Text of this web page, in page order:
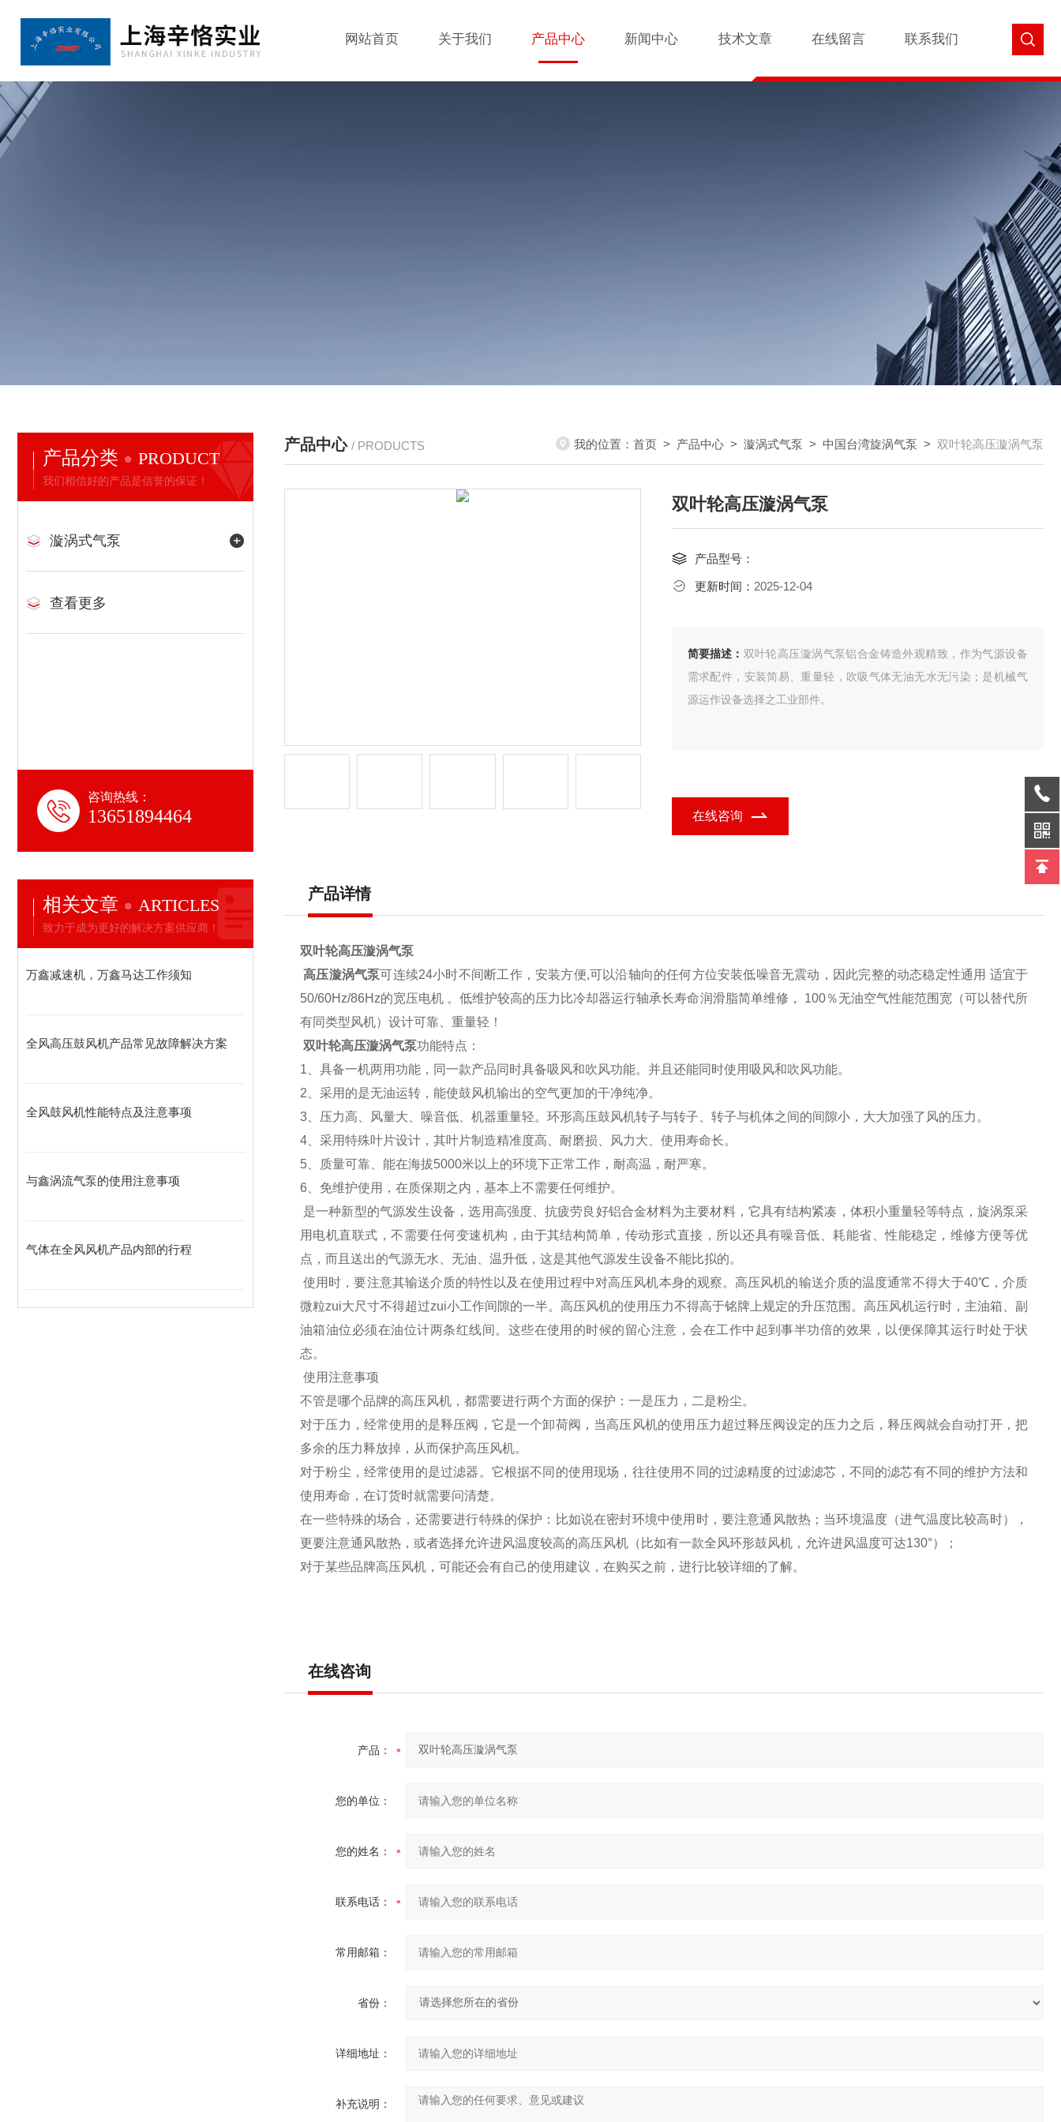
网站首页 关于我们 产品中心 新闻中心 技术文章 在线留言 联系我们
产品分类 PRODUCT
我们相信好的产品是信誉的保证！
漩涡式气泵
查看更多
咨询热线：
13651894464
相关文章 ARTICLES
致力于成为更好的解决方案供应商！
万鑫减速机，万鑫马达工作须知
全风高压鼓风机产品常见故障解决方案
全风鼓风机性能特点及注意事项
与鑫涡流气泵的使用注意事项
气体在全风风机产品内部的行程
产品中心 / PRODUCTS 我的位置： 首页 > 产品中心 > 漩涡式气泵 > 中国台湾旋涡气泵 > 双叶轮高压漩涡气泵
双叶轮高压漩涡气泵
产品型号：
更新时间： 2025-12-04
简要描述： 双叶轮高压漩涡气泵铝合金铸造外观精致，作为气源设备
需求配件，安装简易、重量轻，吹吸气体无油无水无污染；是机械气
源运作设备选择之工业部件。
在线咨询
产品详情
双叶轮高压漩涡气泵
高压漩涡气泵可连续24小时不间断工作，安装方便,可以沿轴向的任何方位安装低噪音无震动，因此完整的动态稳定性通用 适宜于
50/60Hz/86Hz的宽压电机 。低维护较高的压力比冷却器运行轴承长寿命润滑脂简单维修， 100％无油空气性能范围宽（可以替代所
有同类型风机）设计可靠、重量轻！
双叶轮高压漩涡气泵功能特点：
1、具备一机两用功能，同一款产品同时具备吸风和吹风功能。并且还能同时使用吸风和吹风功能。
2、采用的是无油运转，能使鼓风机输出的空气更加的干净纯净。
3、压力高、风量大、噪音低、机器重量轻。环形高压鼓风机转子与转子、转子与机体之间的间隙小，大大加强了风的压力。
4、采用特殊叶片设计，其叶片制造精准度高、耐磨损、风力大、使用寿命长。
5、质量可靠、能在海拔5000米以上的环境下正常工作，耐高温，耐严寒。
6、免维护使用，在质保期之内，基本上不需要任何维护。
是一种新型的气源发生设备，选用高强度、抗疲劳良好铝合金材料为主要材料，它具有结构紧凑，体积小重量轻等特点，旋涡泵采
用电机直联式，不需要任何变速机构，由于其结构简单，传动形式直接，所以还具有噪音低、耗能省、性能稳定，维修方便等优
点，而且送出的气源无水、无油、温升低，这是其他气源发生设备不能比拟的。
使用时，要注意其输送介质的特性以及在使用过程中对高压风机本身的观察。高压风机的输送介质的温度通常不得大于40℃，介质
微粒zui大尺寸不得超过zui小工作间隙的一半。高压风机的使用压力不得高于铭牌上规定的升压范围。高压风机运行时，主油箱、副
油箱油位必须在油位计两条红线间。这些在使用的时候的留心注意，会在工作中起到事半功倍的效果，以便保障其运行时处于状
态。
使用注意事项
不管是哪个品牌的高压风机，都需要进行两个方面的保护：一是压力，二是粉尘。
对于压力，经常使用的是释压阀，它是一个卸荷阀，当高压风机的使用压力超过释压阀设定的压力之后，释压阀就会自动打开，把
多余的压力释放掉，从而保护高压风机。
对于粉尘，经常使用的是过滤器。它根据不同的使用现场，往往使用不同的过滤精度的过滤滤芯，不同的滤芯有不同的维护方法和
使用寿命，在订货时就需要问清楚。
在一些特殊的场合，还需要进行特殊的保护：比如说在密封环境中使用时，要注意通风散热；当环境温度（进气温度比较高时），
更要注意通风散热，或者选择允许进风温度较高的高压风机（比如有一款全风环形鼓风机，允许进风温度可达130°）；
对于某些品牌高压风机，可能还会有自己的使用建议，在购买之前，进行比较详细的了解。
在线咨询
产品：
您的单位：
您的姓名：
联系电话：
常用邮箱：
省份：
详细地址：
补充说明：